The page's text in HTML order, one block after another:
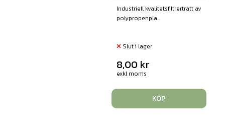
Industriell kvalitetsfiltrertratt av
polypropenpla...
Slut i lager
8,00 kr
exkl moms
KÖP